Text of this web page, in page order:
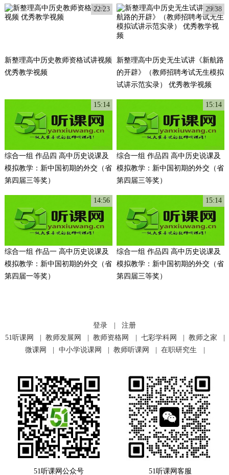
22:23
新整理高中历史教师资格试讲视频
优秀教学视频
29:38
新整理高中历史无生试讲《新航路
的开辟》（教师招聘考试无生模拟
试讲示范实录） 优秀教学视频
15:14
综合一组 作品四 高中历史说课及
模拟教学：新中国初期的外交（省
第四届三等奖）
15:14
综合一组 作品四 高中历史说课及
模拟教学：新中国初期的外交（省
第四届三等奖）
14:56
综合一组 作品一 高中历史说课及
模拟教学：新中国初期的外交（省
第四届一等奖）
15:14
综合一组 作品四 高中历史说课及
模拟教学：新中国初期的外交（省
第四届三等奖）
登录
注册
51听课网
教师发展网 教师资格网 七彩学科网 教师之家
微课网
中小学说课网 教师听课网 在职研究生
51听课网公众号 51听课网客服